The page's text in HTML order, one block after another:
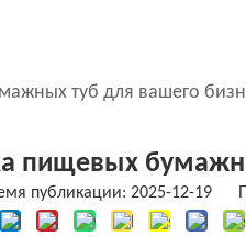
туб для вашего
пищевых
публикации: 2025-12-19